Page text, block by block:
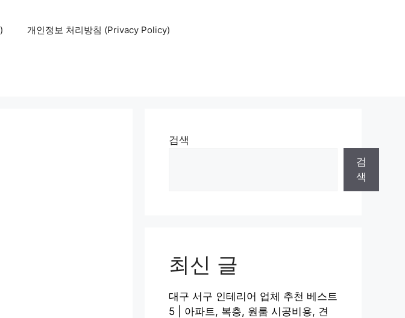
개인정보 처리방침 (Privacy Policy)
검색
검
색
최신 글
대구 서구 인테리어 업체 추천 베스트
5 | 아파트, 복층, 원룸 시공비용, 견